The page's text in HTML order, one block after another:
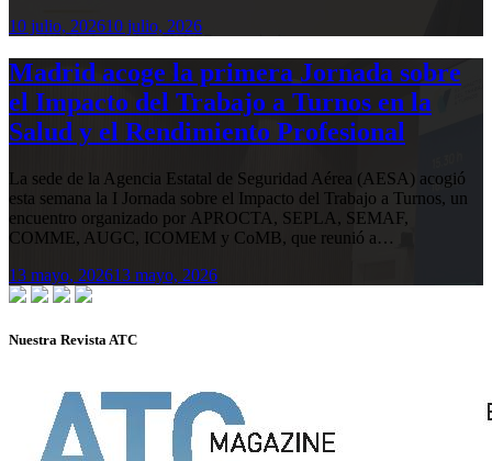
10 julio, 202610 julio, 2026
Madrid acoge la primera Jornada sobre
el Impacto del Trabajo a Turnos en la
Salud y el Rendimiento Profesional
La sede de la Agencia Estatal de Seguridad Aérea (AESA) acogió
esta semana la I Jornada sobre el Impacto del Trabajo a Turnos, un
encuentro organizado por APROCTA, SEPLA, SEMAF,
COMME, AUGC, ICOMEM y CoMB, que reunió a…
13 mayo, 202613 mayo, 2026
Nuestra Revista ATC